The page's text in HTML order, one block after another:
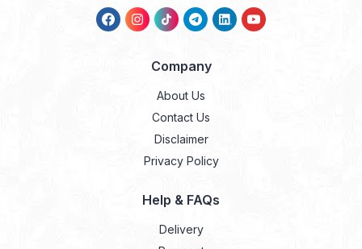
Company
About Us
Contact Us
Disclaimer
Privacy Policy
Help & FAQs
Delivery